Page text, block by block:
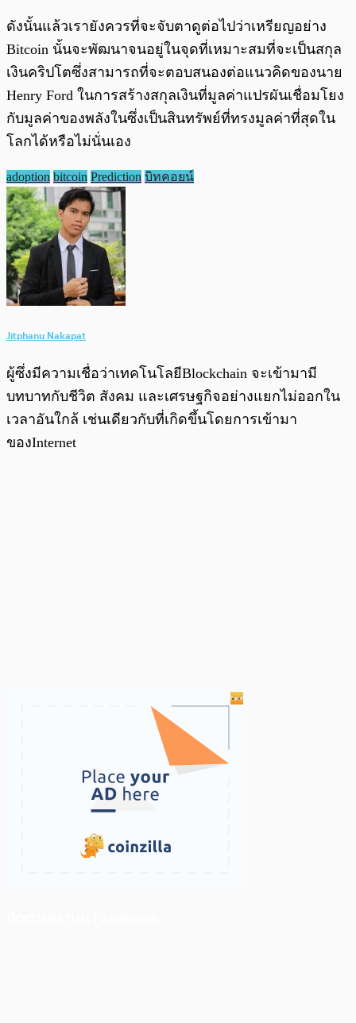
ดังนั้นแล้วเรายังควรที่จะจับตาดูต่อไปว่าเหรียญอย่าง
Bitcoin นั้นจะพัฒนาจนอยู่ในจุดที่เหมาะสมที่จะเป็นสกุล
เงินคริปโตซึ่งสามารถที่จะตอบสนองต่อแนวคิดของนาย
Henry Ford ในการสร้างสกุลเงินที่มูลค่าแปรผันเชื่อมโยง
กับมูลค่าของพลังในซึ่งเป็นสินทรัพย์ที่ทรงมูลค่าที่สุดใน
โลกได้หรือไม่นั่นเอง
adoption bitcoin Prediction บิทคอยน์
Jitphanu Nakapat
ผู้ซึ่งมีความเชื่อว่าเทคโนโลยีBlockchain จะเข้ามามี
บทบาทกับชีวิต สังคม และเศรษฐกิจอย่างแยกไม่ออกใน
เวลาอันใกล้ เช่นเดียวกับที่เกิดขึ้นโดยการเข้ามา
ของInternet